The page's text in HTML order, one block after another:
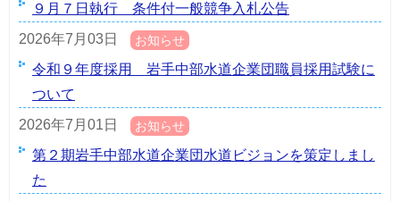
９月７日執行 条件付一般競争入札公告
2026年7月03日
お知らせ
令和９年度採用 岩手中部水道企業団職員採用試験に
ついて
2026年7月01日
お知らせ
第２期岩手中部水道企業団水道ビジョンを策定しまし
た